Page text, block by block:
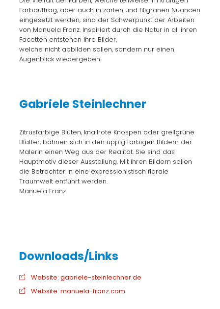
Farbauftrag, aber auch in zarten und filigranen Nuancen
eingesetzt werden, sind der Schwerpunkt der Arbeiten
von Manuela Franz. Inspiriert durch die Natur in all ihren
Facetten entstehen ihre Bilder,
welche nicht abbilden sollen, sondern nur einen
Augenblick wiedergeben.
Gabriele Steinlechner
Zitrusfarbige Blüten, knallrote Knospen oder grellgrüne
Blätter, bahnen sich in den üppig farbigen Bildern der
Malerin einen Weg aus der Realität. Sie sind das
Hauptmotiv dieser Ausstellung. Mit ihren Bildern sollen
die Betrachter in eine expressionistisch florale
Traumwelt entführt werden.
Manuela Franz
Website: gabriele-steinlechner.de
Website: manuela-franz.com